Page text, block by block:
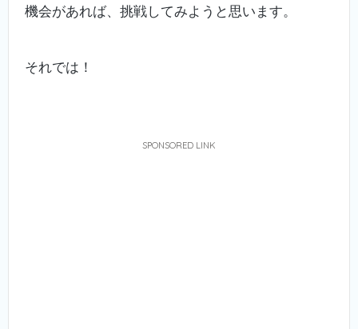
機会があれば、挑戦してみようと思います。
それでは！
SPONSORED LINK